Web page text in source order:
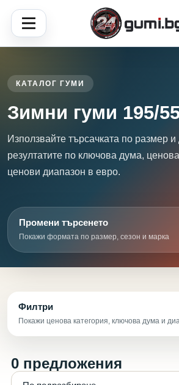
КАТАЛОГ ГУМИ
Зимни гуми 195/
Използвайте търсачката по размер
резултатите по ключова дума,
ценови диапазон в евро.
Промени търсенето
Покажи формата по размер, сезон и марка
Филтри
Покажи ценова категория, ключова дума и
0 предложения